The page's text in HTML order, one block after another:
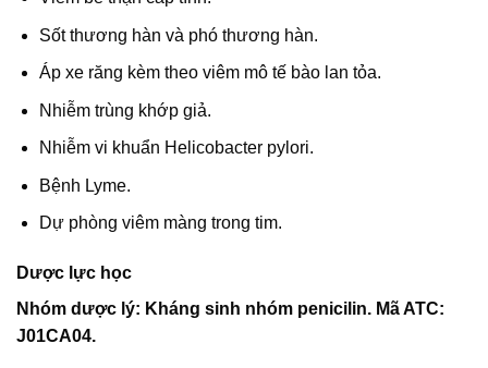
Sốt thương hàn và phó thương hàn.
Áp xe răng kèm theo viêm mô tế bào lan tỏa.
Nhiễm trùng khớp giả.
Nhiễm vi khuẩn Helicobacter pylori.
Bệnh Lyme.
Dự phòng viêm màng trong tim.
Dược lực học
Nhóm dược lý: Kháng sinh nhóm penicilin. Mã ATC:
J01CA04.